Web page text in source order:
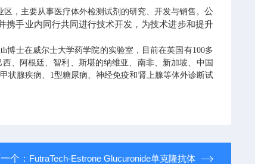
，主要从事医疗体外检测试剂的研究、开发与销售。 公
携手业内同行共同进行技术开发，为技术进步和提升
博士在威尔士大学药学院的实验室，目前在英国有100多
、阿根廷、智利、斯堪的纳维亚、南非、新加坡、中国
状腺疾病、 1型糖尿病、神经免疫和肾上腺等体外诊断试
个： FutraTech-Estrone Glucuronide单克隆抗体